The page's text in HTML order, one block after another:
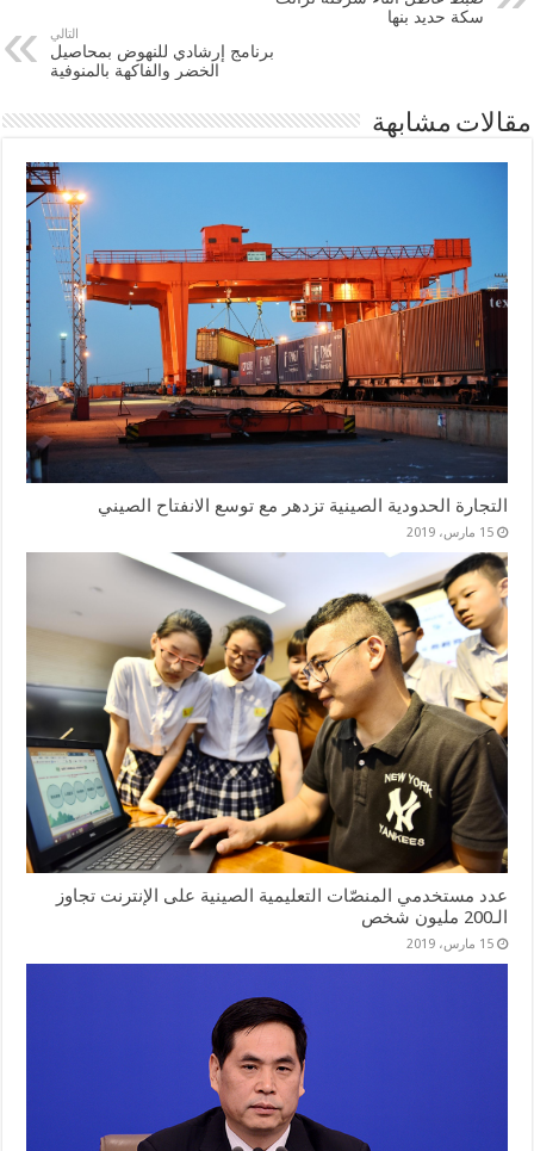
سكة حديد بنها
التالي
برنامج إرشادي للنهوض بمحاصيل
الخضر والفاكهة بالمنوفية
مقالات مشابهة
التجارة الحدودية الصينية تزدهر مع توسع الانفتاح الصيني
15 مارس، 2019
عدد مستخدمي المنصّات التعليمية الصينية على الإنترنت تجاوز
الـ200 مليون شخص
15 مارس، 2019